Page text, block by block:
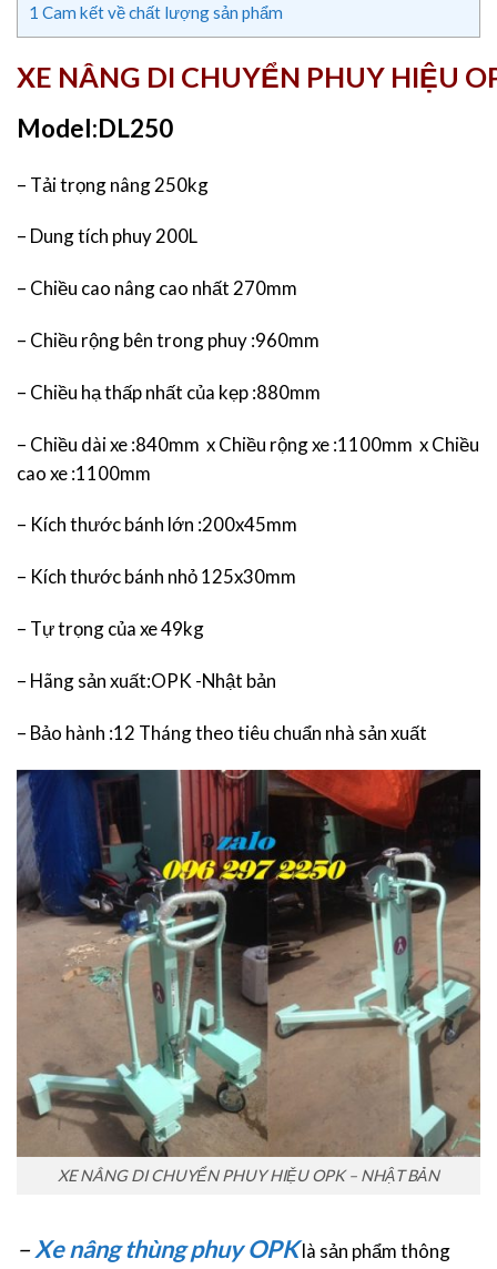
1 Cam kết về chất lượng sản phẩm
XE NÂNG DI CHUYỂN PHUY HIỆU
Model:DL250
– Tải trọng nâng 250kg
– Dung tích phuy 200L
– Chiều cao nâng cao nhất 270mm
– Chiều rộng bên trong phuy :960mm
– Chiều hạ thấp nhất của kẹp :880mm
– Chiều dài xe :840mm x Chiều rộng xe :1100mm x Chiều
cao xe :1100mm
– Kích thước bánh lớn :200x45mm
– Kích thước bánh nhỏ 125x30mm
– Tự trọng của xe 49kg
– Hãng sản xuất:OPK -Nhật bản
– Bảo hành :12 Tháng theo tiêu chuẩn nhà sản xuất
XE NÂNG DI CHUYỂN PHUY HIỆU OPK – NHẬT BẢN
–Xe nâng thùng phuy OPKlà sản phẩm thông